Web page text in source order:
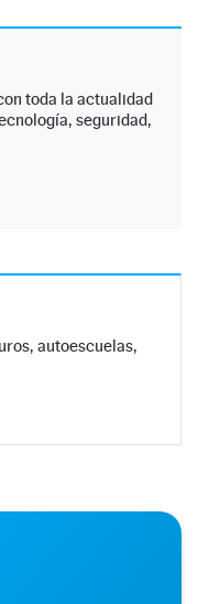
toda la actualidad
seguridad,
autoescuelas,